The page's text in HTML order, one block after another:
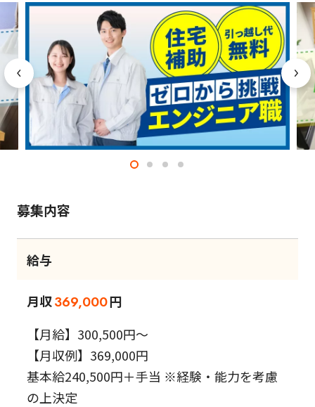
募集内容
給与
月収369,000円
【月給】300,500円～
【月収例】369,000円
基本給240,500円＋手当 ※経験・能力を考慮
の上決定